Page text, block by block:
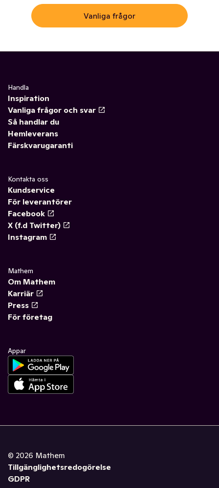
Vanliga frågor
Handla
Inspiration
Vanliga frågor och svar
Så handlar du
Hemleverans
Färskvarugaranti
Kontakta oss
Kundservice
För leverantörer
Facebook
X (f.d Twitter)
Instagram
Mathem
Om Mathem
Karriär
Press
För företag
Appar
© 2026 Mathem
Tillgänglighetsredogörelse
GDPR